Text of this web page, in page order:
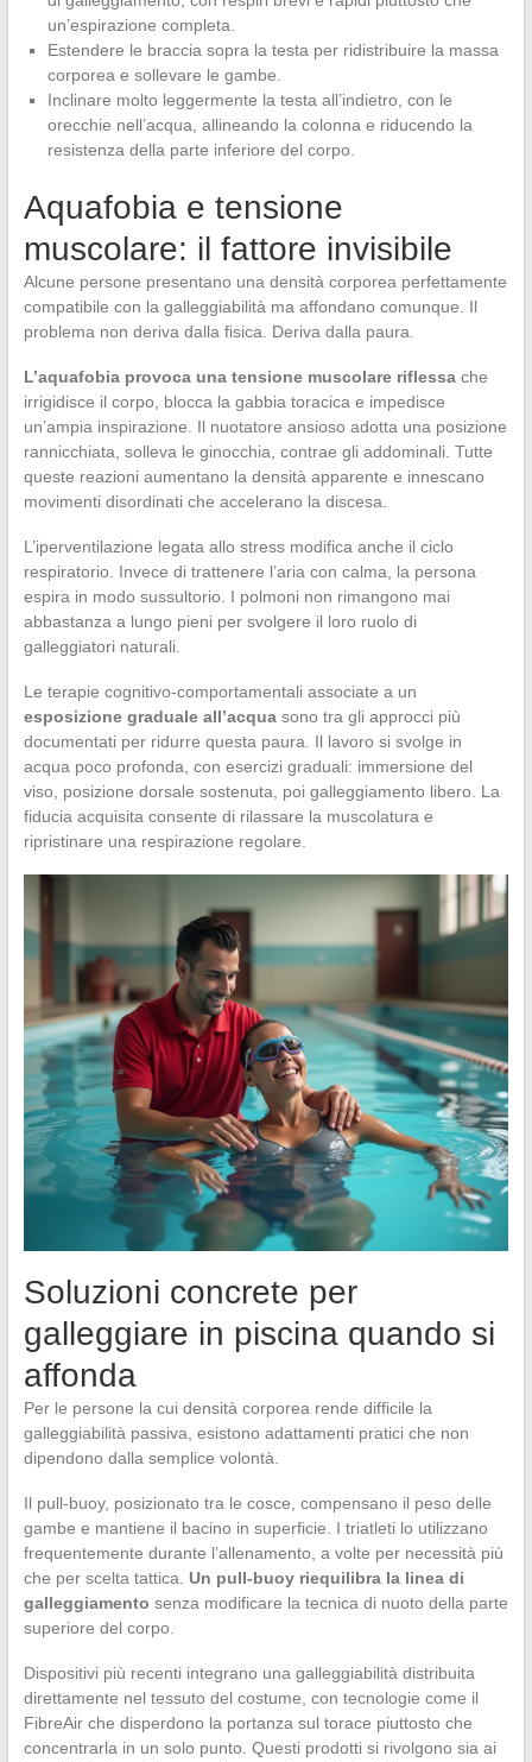
un’espirazione completa.
Estendere le braccia sopra la testa per ridistribuire la massa
corporea e sollevare le gambe.
Inclinare molto leggermente la testa all’indietro, con le
orecchie nell’acqua, allineando la colonna e riducendo la
resistenza della parte inferiore del corpo.
Aquafobia e tensione
muscolare: il fattore invisibile
Alcune persone presentano una densità corporea perfettamente
compatibile con la galleggiabilità ma affondano comunque. Il
problema non deriva dalla fisica. Deriva dalla paura.
L’aquafobia provoca una tensione muscolare riflessache
irrigidisce il corpo, blocca la gabbia toracica e impedisce
un’ampia inspirazione. Il nuotatore ansioso adotta una posizione
rannicchiata, solleva le ginocchia, contrae gli addominali. Tutte
queste reazioni aumentano la densità apparente e innescano
movimenti disordinati che accelerano la discesa.
L’iperventilazione legata allo stress modifica anche il ciclo
respiratorio. Invece di trattenere l’aria con calma, la persona
espira in modo sussultorio. I polmoni non rimangono mai
abbastanza a lungo pieni per svolgere il loro ruolo di
galleggiatori naturali.
Le terapie cognitivo-comportamentali associate a un
esposizione graduale all’acquasono tra gli approcci più
documentati per ridurre questa paura. Il lavoro si svolge in
acqua poco profonda, con esercizi graduali: immersione del
viso, posizione dorsale sostenuta, poi galleggiamento libero. La
fiducia acquisita consente di rilassare la muscolatura e
ripristinare una respirazione regolare.
Soluzioni concrete per
galleggiare in piscina quando si
affonda
Per le persone la cui densità corporea rende difficile la
galleggiabilità passiva, esistono adattamenti pratici che non
dipendono dalla semplice volontà.
Il pull-buoy, posizionato tra le cosce, compensano il peso delle
gambe e mantiene il bacino in superficie. I triatleti lo utilizzano
frequentemente durante l’allenamento, a volte per necessità più
che per scelta tattica. Un pull-buoy riequilibra la linea di
galleggiamento senza modificare la tecnica di nuoto della parte
superiore del corpo.
Dispositivi più recenti integrano una galleggiabilità distribuita
direttamente nel tessuto del costume, con tecnologie come il
FibreAir che disperdono la portanza sul torace piuttosto che
concentrarla in un solo punto. Questi prodotti si rivolgono sia ai